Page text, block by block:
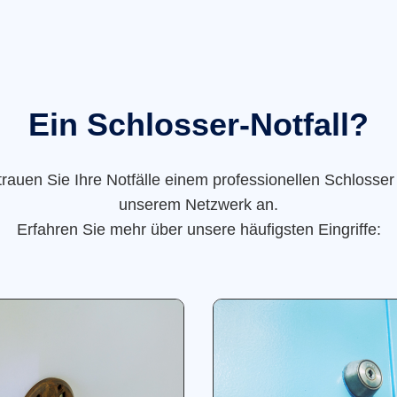
Ein Schlosser-Notfall?
Sie Ihre Notfälle einem professionellen
unserem Netzwerk an.
Erfahren Sie mehr über unsere häufigsten Eingriffe: